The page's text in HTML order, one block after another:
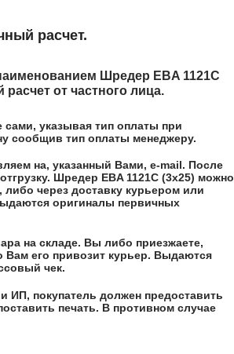
расчет.
Шредер EBA 1121C
от частного лица.
сами, указывая тип оплаты при
сообщив тип оплаты менеджеру.
на, указанный Вами, e-mail. После
Шредер EBA 1121C (3x25) можно
через доставку курьером или
оригиналы первичных
на складе. Вы либо приезжаете,
Вам его привозит курьер. Выдаются
чек.
покупатель должен предоставить
печать. В противном случае